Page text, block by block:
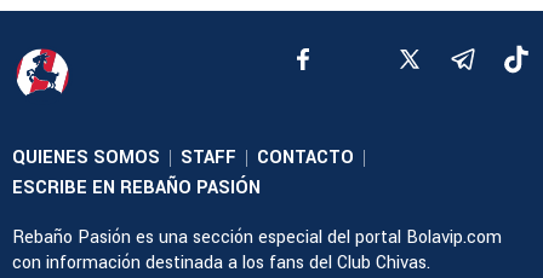
QUIENES SOMOS STAFF CONTACTO
ESCRIBE EN REBAÑO PASIÓN
Rebaño Pasión es una sección especial del portal Bolavip.com
con información destinada a los fans del Club Chivas.